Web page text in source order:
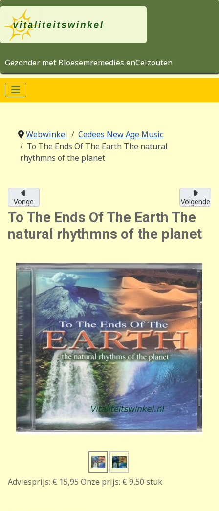
Gezonder met Bloesemremedies enCelzouten
Webwinkel
Cedees New Age Music
To The Ends Of The Earth The natural
rhythmns of the planet
Vorige Volgende
To The Ends Of The Earth The
natural rhythmns of the planet
Adviesprijs: € 15,95 Onze prijs: € 9,50 stuk